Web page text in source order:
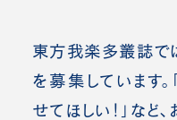
東方我楽多叢誌で
を募集しています
せてほしい！」など